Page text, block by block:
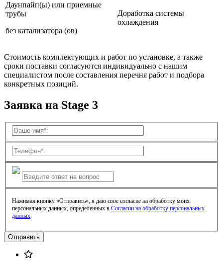
Даунпайп(ы) или приемные
трубы
без катализатора (ов)
Доработка системы
охлаждения
Стоимость комплектующих и работ по установке, а также
сроки поставки согласуются индивидуально с нашим
специалистом после составления перечня работ и подбора
конкретных позиций.
Заявка на Stage 3
Нажимая кнопку «Отправить», я даю свое согласие на обработку моих
персональных данных, определенных в Согласии на обработку персональных
данных.